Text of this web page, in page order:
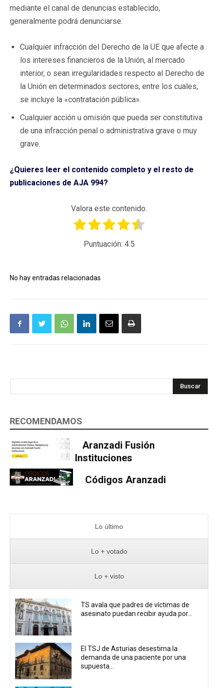
mediante el canal de denuncias establecido,
generalmente podrá denunciarse:
Cualquier infracción del Derecho de la UE que afecte a
los intereses financieros de la Unión, al mercado
interior, o sean irregularidades respecto al Derecho de
la Unión en determinados sectores, entre los cuales,
se incluye la «contratación pública».
Cualquier acción u omisión que pueda ser constitutiva
de una infracción penal o administrativa grave o muy
grave.
¿Quieres leer el contenido completo y el resto de
publicaciones de AJA 994?
Valora este contenido.
Puntuación: 4.5
No hay entradas relacionadas
Buscar
RECOMENDAMOS
Aranzadi Fusión
Instituciones
Códigos Aranzadi
Lo último
Lo + votado
Lo + visto
TS avala que padres de víctimas de
asesinato puedan recibir ayuda por...
El TSJ de Asturias desestima la
demanda de una paciente por una
supuesta...